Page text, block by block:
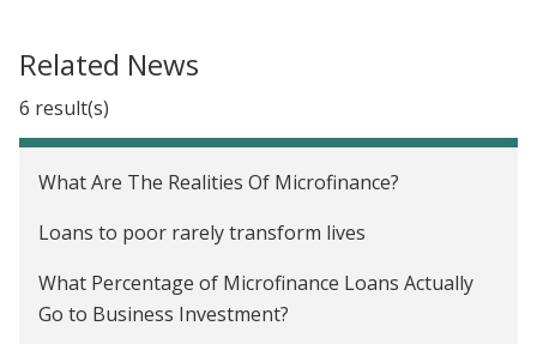
Related News
6 result(s)
What Are The Realities Of Microfinance?
Loans to poor rarely transform lives
What Percentage of Microfinance Loans Actually
Go to Business Investment?